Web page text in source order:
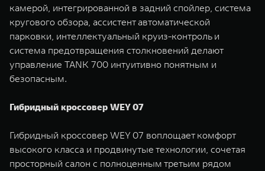
камерой, интегрированной в задний спойлер, система
кругового обзора, ассистент автоматической
парковки, интеллектуальный круиз-контроль и
система предотвращения столкновений делают
управление TANK 700 интуитивно понятным и
безопасным.
Гибридный кроссовер WEY 07
Гибридный кроссовер WEY 07 воплощает комфорт
высокого класса и продвинутые технологии, сочетая
просторный салон с полноценным третьим рядом